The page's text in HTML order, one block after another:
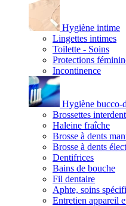
Hygiène intime
Lingettes intimes
Toilette - Soins
Protections
Incontinence
Hygiène bucco-
Brossettes
Haleine fraîche
Brosse à dents
Brosse à dents
Dentifrices
Bains de bouche
Fil dentaire
Aphte, soins
Entretien appareil